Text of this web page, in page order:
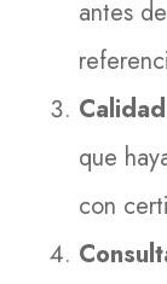
antes
que
con